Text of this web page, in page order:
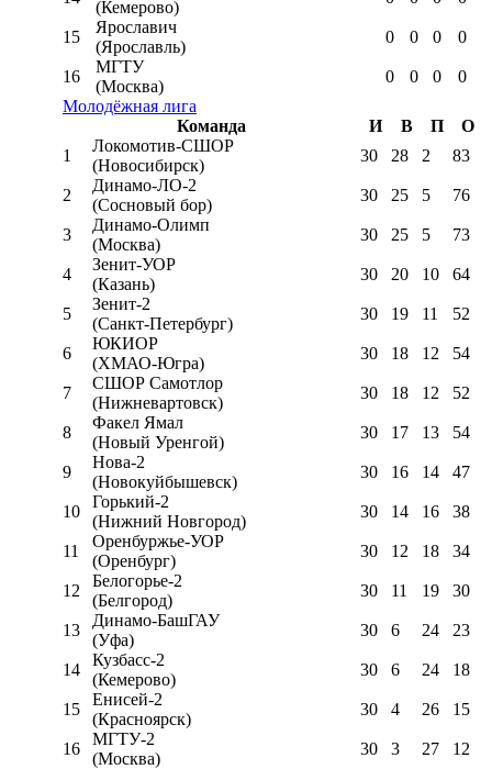
(Кемерово)
15
Ярославич
(Ярославль)
0 0 0 0
16
МГТУ
(Москва)
0 0 0
0
Молодёжная лига
Команда
И В П
О
1
Локомотив-CШОР
(Новосибирск)
30 28 2 83
2
Динамо-ЛО-2
(Сосновый бор)
30 25 5 76
3
Динамо-Олимп
(Москва)
30 25 5 73
4
Зенит-УОР
(Казань)
30 20 10 64
5
Зенит-2
(Санкт-Петербург)
30 19 11 52
6
ЮКИОР
(ХМАО-Югра)
30 18 12 54
7
СШОР Самотлор
(Нижневартовск)
30 18 12 52
8
Факел Ямал
(Новый Уренгой)
30 17 13 54
9
Нова-2
(Новокуйбышевск)
30 16 14 47
10
Горький-2
(Нижний Новгород)
30 14 16 38
11
Оренбуржье-УОР
(Оренбург)
30 12 18 34
12
Белогорье-2
(Белгород)
30 11 19 30
13
Динамо-БашГАУ
(Уфа)
30 6 24 23
14
Кузбасс-2
(Кемерово)
30 6 24 18
15
Енисей-2
(Красноярск)
30 4 26 15
16
МГТУ-2
(Москва)
30 3 27 12